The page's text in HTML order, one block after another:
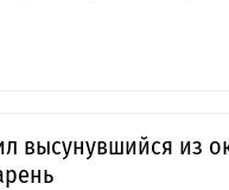
высунувшийся из